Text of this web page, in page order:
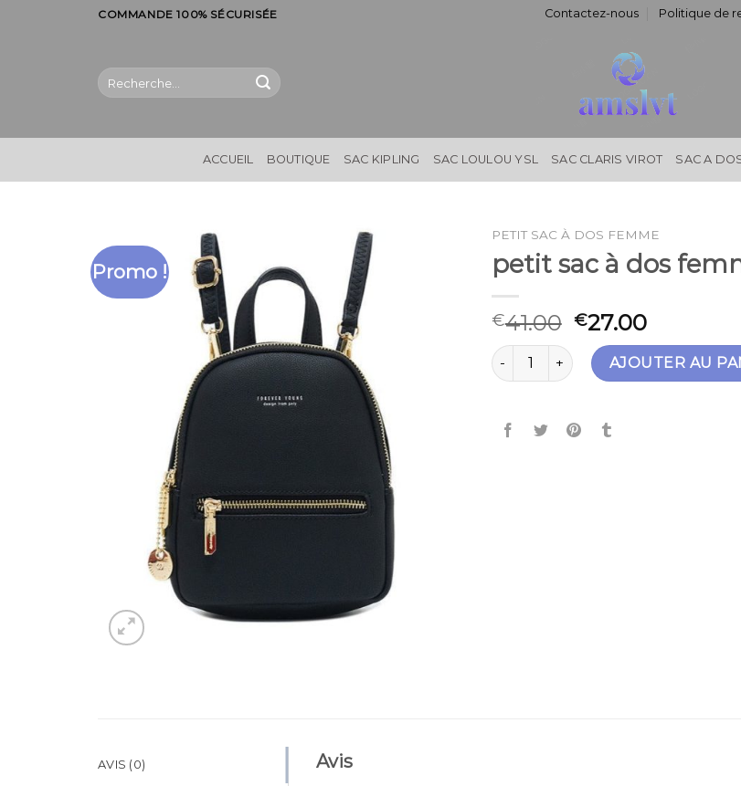
COMMANDE 100% SÉCURISÉE Contactez-nous Politique de
Recherche
pour :
ACCUEIL BOUTIQUE SAC KIPLING SAC LOULOU YSL SAC CLARIS VIROT SAC A
Promo !
PETIT SAC À DOS FEMME
petit sac à dos
€41.00 €27.00
quantité de petit sac à dos femme
AJOUTER AU
AVIS (0) Avis